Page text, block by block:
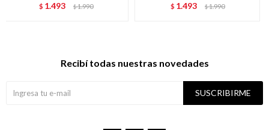
$ 1.493 $1.990 $ 1.493 $1.990
Recibí todas nuestras novedades
SUSCRIBIRME